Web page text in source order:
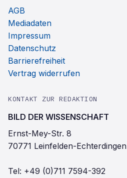
AGB
Mediadaten
Impressum
Datenschutz
Barrierefreiheit
Vertrag widerrufen
KONTAKT ZUR REDAKTION
BILD DER WISSENSCHAFT
Ernst-Mey-Str. 8
70771 Leinfelden-Echterdingen
Tel: +49 (0)711 7594-392